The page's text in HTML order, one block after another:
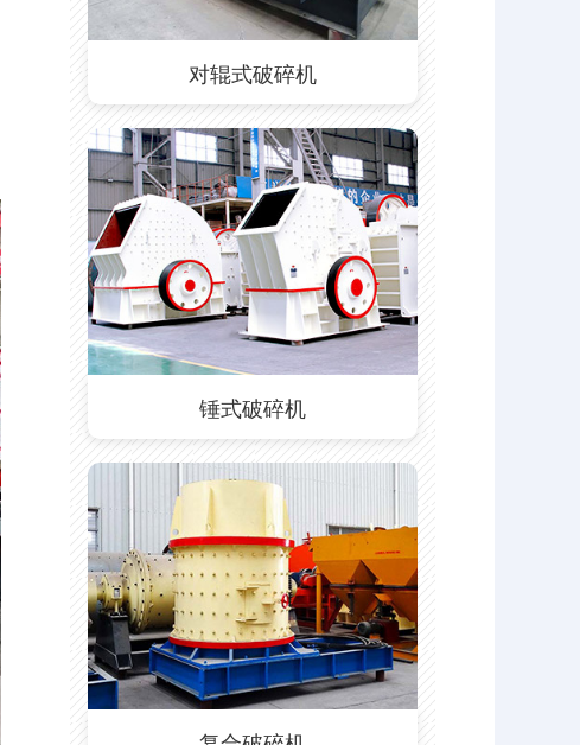
对辊式破碎机
锤式破碎机